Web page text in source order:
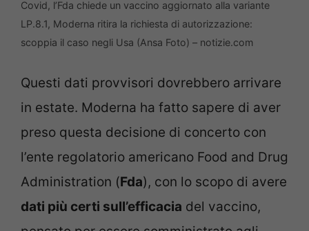
Covid, l’Fda chiede un vaccino aggiornato alla variante
LP.8.1, Moderna ritira la richiesta di autorizzazione:
scoppia il caso negli Usa (Ansa Foto) – notizie.com
Questi dati provvisori dovrebbero arrivare
in estate. Moderna ha fatto sapere di aver
preso questa decisione di concerto con
l’ente regolatorio americano Food and Drug
Administration (Fda), con lo scopo di avere
dati più certi sull’efficacia del vaccino,